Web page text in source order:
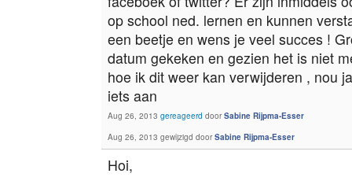
op school ned. lernen en kunnen
een beetje en wens je veel succes !
datum gekeken en gezien het is niet
hoe ik dit weer kan verwijderen , nou
iets aan
Aug 26, 2013 gereageerd doorSabine Rijpma-Esser
Aug 26, 2013 gewijzigd doorSabine Rijpma-Esser
Hoi,